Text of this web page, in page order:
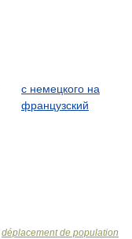
с немецкого на
французский
déplacement de population